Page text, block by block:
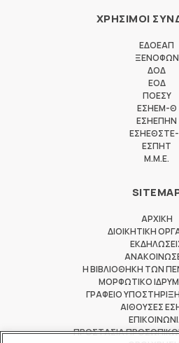
ΧΡΗΣΙΜΟΙ
ΕΔΟΕΑΠ
ΞΕΝΟΦΩΝ
ΔΟΔ
ΕΟΔ
ΠΟΕΣΥ
ΕΣΗΕΜ-Θ
ΕΣΗΕΠΗΝ
ΕΣΠΗΤ
M.M.E.
ΑΡΧΙΚΗ
ΔΙΟΙΚΗΤΙΚΗ
Η ΒΙΒΛΙΟΘΗΚΗ ΤΩΝ
ΜΟΡΦΩΤΙΚΟ
ΓΡΑΦΕΙΟ
ΑΙΘΟΥΣΕΣ
ΠΡΟΣΤΑΣΙΑ